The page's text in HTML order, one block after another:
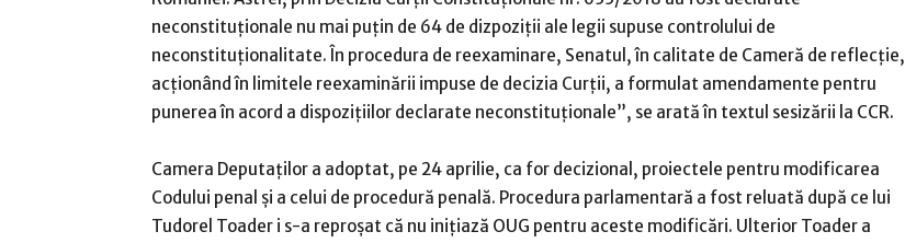
neconstituţionale nu mai puţin de 64 de dizpoziţii ale legii supuse controlului de
neconstituţionalitate. În procedura de reexaminare, Senatul, în calitate de Cameră de reflecţie,
acţionând în limitele reexaminării impuse de decizia Curţii, a formulat amendamente pentru
punerea în acord a dispoziţiilor declarate neconstituţionale”, se arată în textul sesizării la CCR.
Camera Deputaţilor a adoptat, pe 24 aprilie, ca for decizional, proiectele pentru modificarea
Codului penal şi a celui de procedură penală. Procedura parlamentară a fost reluată după ce lui
Tudorel Toader i s-a reproşat că nu iniţiază OUG pentru aceste modificări. Ulterior Toader a